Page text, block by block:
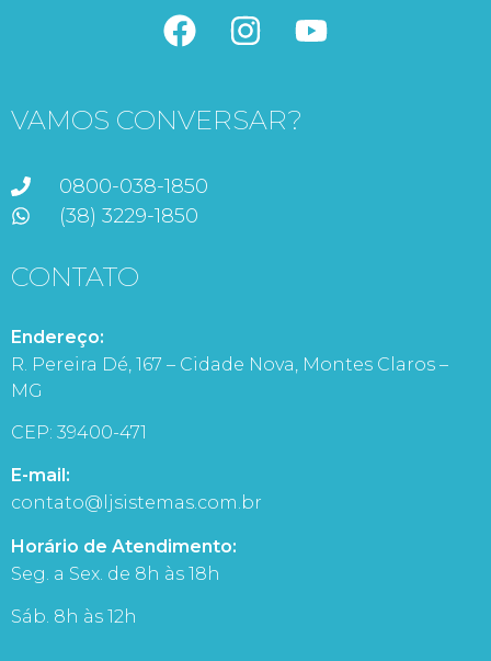
VAMOS CONVERSAR?
0800-038-1850
(38) 3229-1850
CONTATO
Endereço:
R. Pereira Dé, 167 – Cidade Nova, Montes Claros –
MG
CEP: 39400-471
E-mail:
contato@ljsistemas.com.br
Horário de Atendimento:
Seg. a Sex. de 8h às 18h
Sáb. 8h às 12h